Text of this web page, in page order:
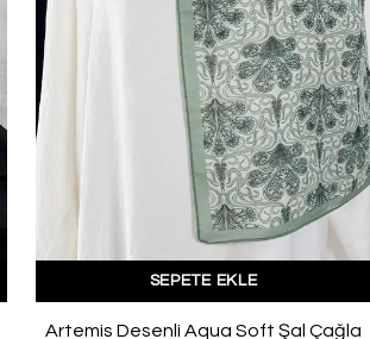
SEPETE EKLE
Artemis Desenli Aqua Soft Şal Çağla